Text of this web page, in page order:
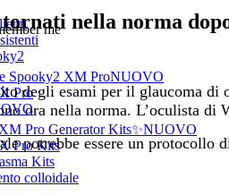
me
Spooky2 XM ProNUOVO
Pro
Pro Generator Kits✨NUOVO
Pro Kits
Kits
colloidale
nella norma
degli esami per il glaucoma
ora nella norma. L’oculista
potrebbe essere un